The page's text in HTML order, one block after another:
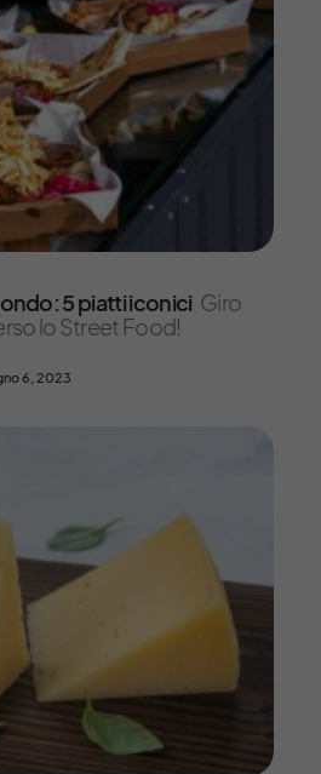
5 piatti iconici Giro
lo Street Food!
6, 2023